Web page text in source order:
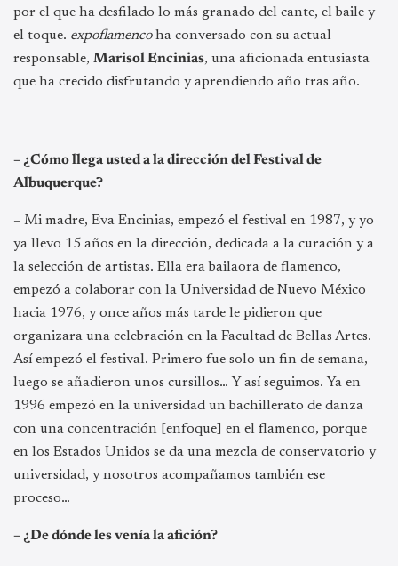
por el que ha desfilado lo más granado del cante, el baile y
el toque. expoflamencoha conversado con su actual
responsable, Marisol Encinias, una aficionada entusiasta
que ha crecido disfrutando y aprendiendo año tras año.
– ¿Cómo llega usted a la dirección del Festival de
Albuquerque?
– Mi madre, Eva Encinias, empezó el festival en 1987, y yo
ya llevo 15 años en la dirección, dedicada a la curación y a
la selección de artistas. Ella era bailaora de flamenco,
empezó a colaborar con la Universidad de Nuevo México
hacia 1976, y once años más tarde le pidieron que
organizara una celebración en la Facultad de Bellas Artes.
Así empezó el festival. Primero fue solo un fin de semana,
luego se añadieron unos cursillos… Y así seguimos. Ya en
1996 empezó en la universidad un bachillerato de danza
con una concentración [enfoque] en el flamenco, porque
en los Estados Unidos se da una mezcla de conservatorio y
universidad, y nosotros acompañamos también ese
proceso…
– ¿De dónde les venía la afición?